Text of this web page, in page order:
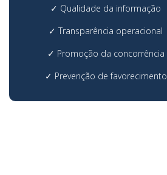
✓ Qualidade da informação
✓Transparência operacional
✓ Promoção da concorrência
✓ Prevenção de favorecimento